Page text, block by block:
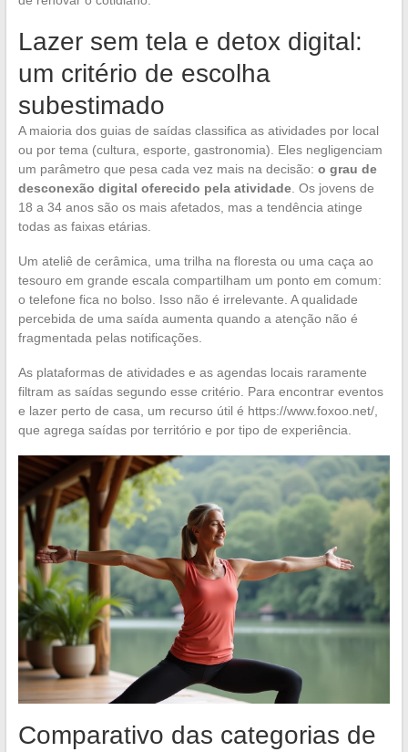
Lazer sem tela e detox digital:
um critério de escolha
subestimado
A maioria dos guias de saídas classifica as atividades por local
ou por tema (cultura, esporte, gastronomia). Eles negligenciam
um parâmetro que pesa cada vez mais na decisão: o grau de
desconexão digital oferecido pela atividade. Os jovens de
18 a 34 anos são os mais afetados, mas a tendência atinge
todas as faixas etárias.
Um ateliê de cerâmica, uma trilha na floresta ou uma caça ao
tesouro em grande escala compartilham um ponto em comum:
o telefone fica no bolso. Isso não é irrelevante. A qualidade
percebida de uma saída aumenta quando a atenção não é
fragmentada pelas notificações.
As plataformas de atividades e as agendas locais raramente
filtram as saídas segundo esse critério. Para encontrar eventos
e lazer perto de casa, um recurso útil é https://www.foxoo.net/,
que agrega saídas por território e por tipo de experiência.
Comparativo das categorias de